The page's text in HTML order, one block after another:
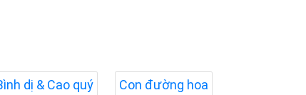
dị & Cao quý Con đường hoa